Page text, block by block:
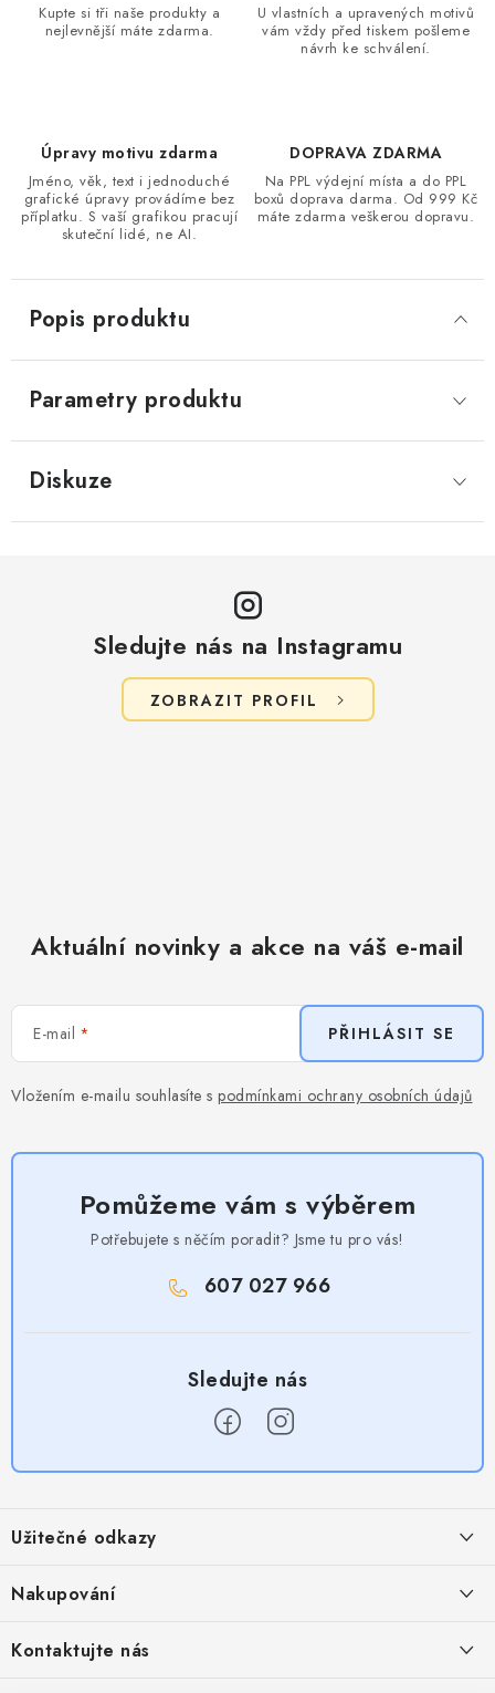
Kupte si tři naše produkty a
nejlevnější máte zdarma.
U vlastních a upravených motivů
vám vždy před tiskem pošleme
návrh ke schválení.
Úpravy motivu zdarma
Jméno, věk, text i jednoduché
grafické úpravy provádíme bez
příplatku. S vaší grafikou pracují
skuteční lidé, ne AI.
DOPRAVA ZDARMA
Na PPL výdejní místa a do PPL
boxů doprava darma. Od 999 Kč
máte zdarma veškerou dopravu.
Popis produktu
Parametry produktu
Diskuze
Sledujte nás na Instagramu
ZOBRAZIT PROFIL
Aktuální novinky a akce na váš e-mail
E-mail
Vložením e-mailu souhlasíte s podmínkami ochrany osobních údajů
PŘIHLÁSIT SE
Pomůžeme vám s výběrem
Potřebujete s něčím poradit? Jsme tu pro vás!
607 027 966
p
a
Užitečné odkazy
Obchodní podmínky
Provizní systém
Nakupování
Časté otázky
Kontaktujte nás